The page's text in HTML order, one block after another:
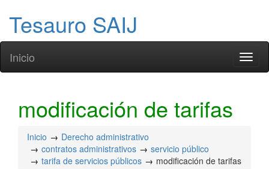
Tesauro SAIJ
Inicio
modificación de tarifas
Inicio
Derecho administrativo
contratos administrativos
servicio público
tarifa de servicios públicos
modificación de tarifas